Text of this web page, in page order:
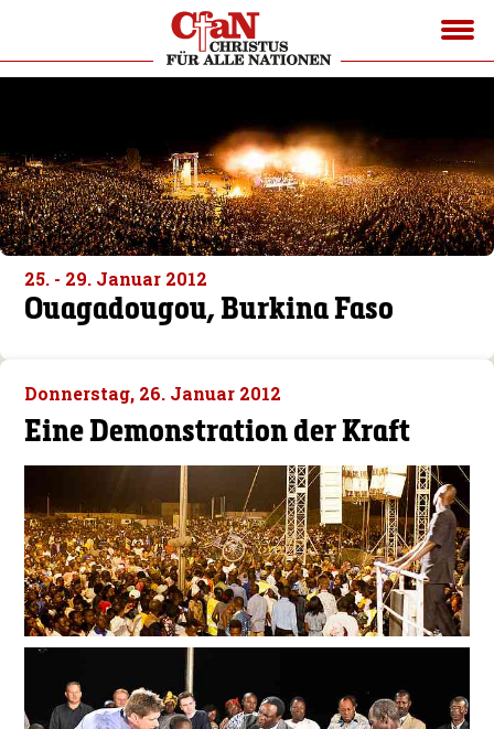
25. - 29. Januar 2012
Ouagadougou, Burkina Faso
Donnerstag, 26. Januar 2012
Eine Demonstration der Kraft